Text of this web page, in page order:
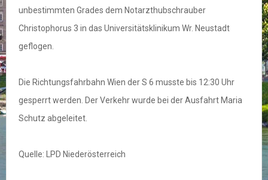
unbestimmten Grades dem Notarzthubschrauber
Christophorus 3 in das Universitätsklinikum Wr. Neustadt
geflogen.
Die Richtungsfahrbahn Wien der S 6 musste bis 12:30 Uhr
gesperrt werden. Der Verkehr wurde bei der Ausfahrt Maria
Schutz abgeleitet.
Quelle: LPD Niederösterreich